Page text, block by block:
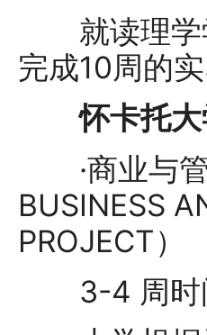
就读理学
完成10周的
怀卡托大
·商业与管
BUSINESS
PROJECT）
3-4 周时间